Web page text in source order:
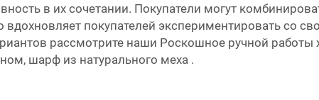
в их сочетании. Покупатели могут
покупателей экспериментировать со
рассмотрите наши Роскошное ручной работы
шарф из натурального меха .